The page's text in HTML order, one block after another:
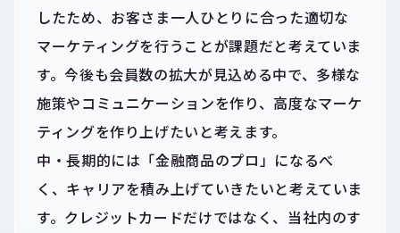
したため、お客さま一人ひとりに合った適切な
マーケティングを行うことが課題だと考えていま
す。今後も会員数の拡大が見込める中で、多様な
施策やコミュニケーションを作り、高度なマーケ
ティングを作り上げたいと考えます。
中・長期的には「金融商品のプロ」になるべ
く、キャリアを積み上げていきたいと考えていま
す。クレジットカードだけではなく、当社内のす